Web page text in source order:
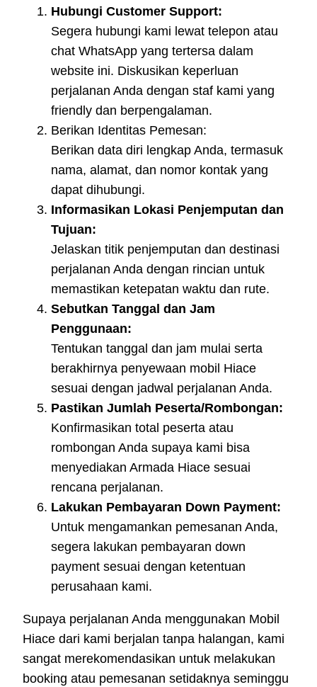
Hubungi Customer Support:
Segera hubungi kami lewat telepon atau
chat WhatsApp yang tertersa dalam
website ini. Diskusikan keperluan
perjalanan Anda dengan staf kami yang
friendly dan berpengalaman.
Berikan Identitas Pemesan:
Berikan data diri lengkap Anda, termasuk
nama, alamat, dan nomor kontak yang
dapat dihubungi.
Informasikan Lokasi Penjemputan dan
Tujuan:
Jelaskan titik penjemputan dan destinasi
perjalanan Anda dengan rincian untuk
memastikan ketepatan waktu dan rute.
Sebutkan Tanggal dan Jam
Penggunaan:
Tentukan tanggal dan jam mulai serta
berakhirnya penyewaan mobil Hiace
sesuai dengan jadwal perjalanan Anda.
Pastikan Jumlah Peserta/Rombongan:
Konfirmasikan total peserta atau
rombongan Anda supaya kami bisa
menyediakan Armada Hiace sesuai
rencana perjalanan.
Lakukan Pembayaran Down Payment:
Untuk mengamankan pemesanan Anda,
segera lakukan pembayaran down
payment sesuai dengan ketentuan
perusahaan kami.
Supaya perjalanan Anda menggunakan Mobil
Hiace dari kami berjalan tanpa halangan, kami
sangat merekomendasikan untuk melakukan
booking atau pemesanan setidaknya seminggu